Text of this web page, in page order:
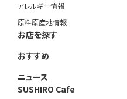
アレルギー情報
原料原産地情報
お店を探す
おすすめ
ニュース
SUSHIRO Cafe